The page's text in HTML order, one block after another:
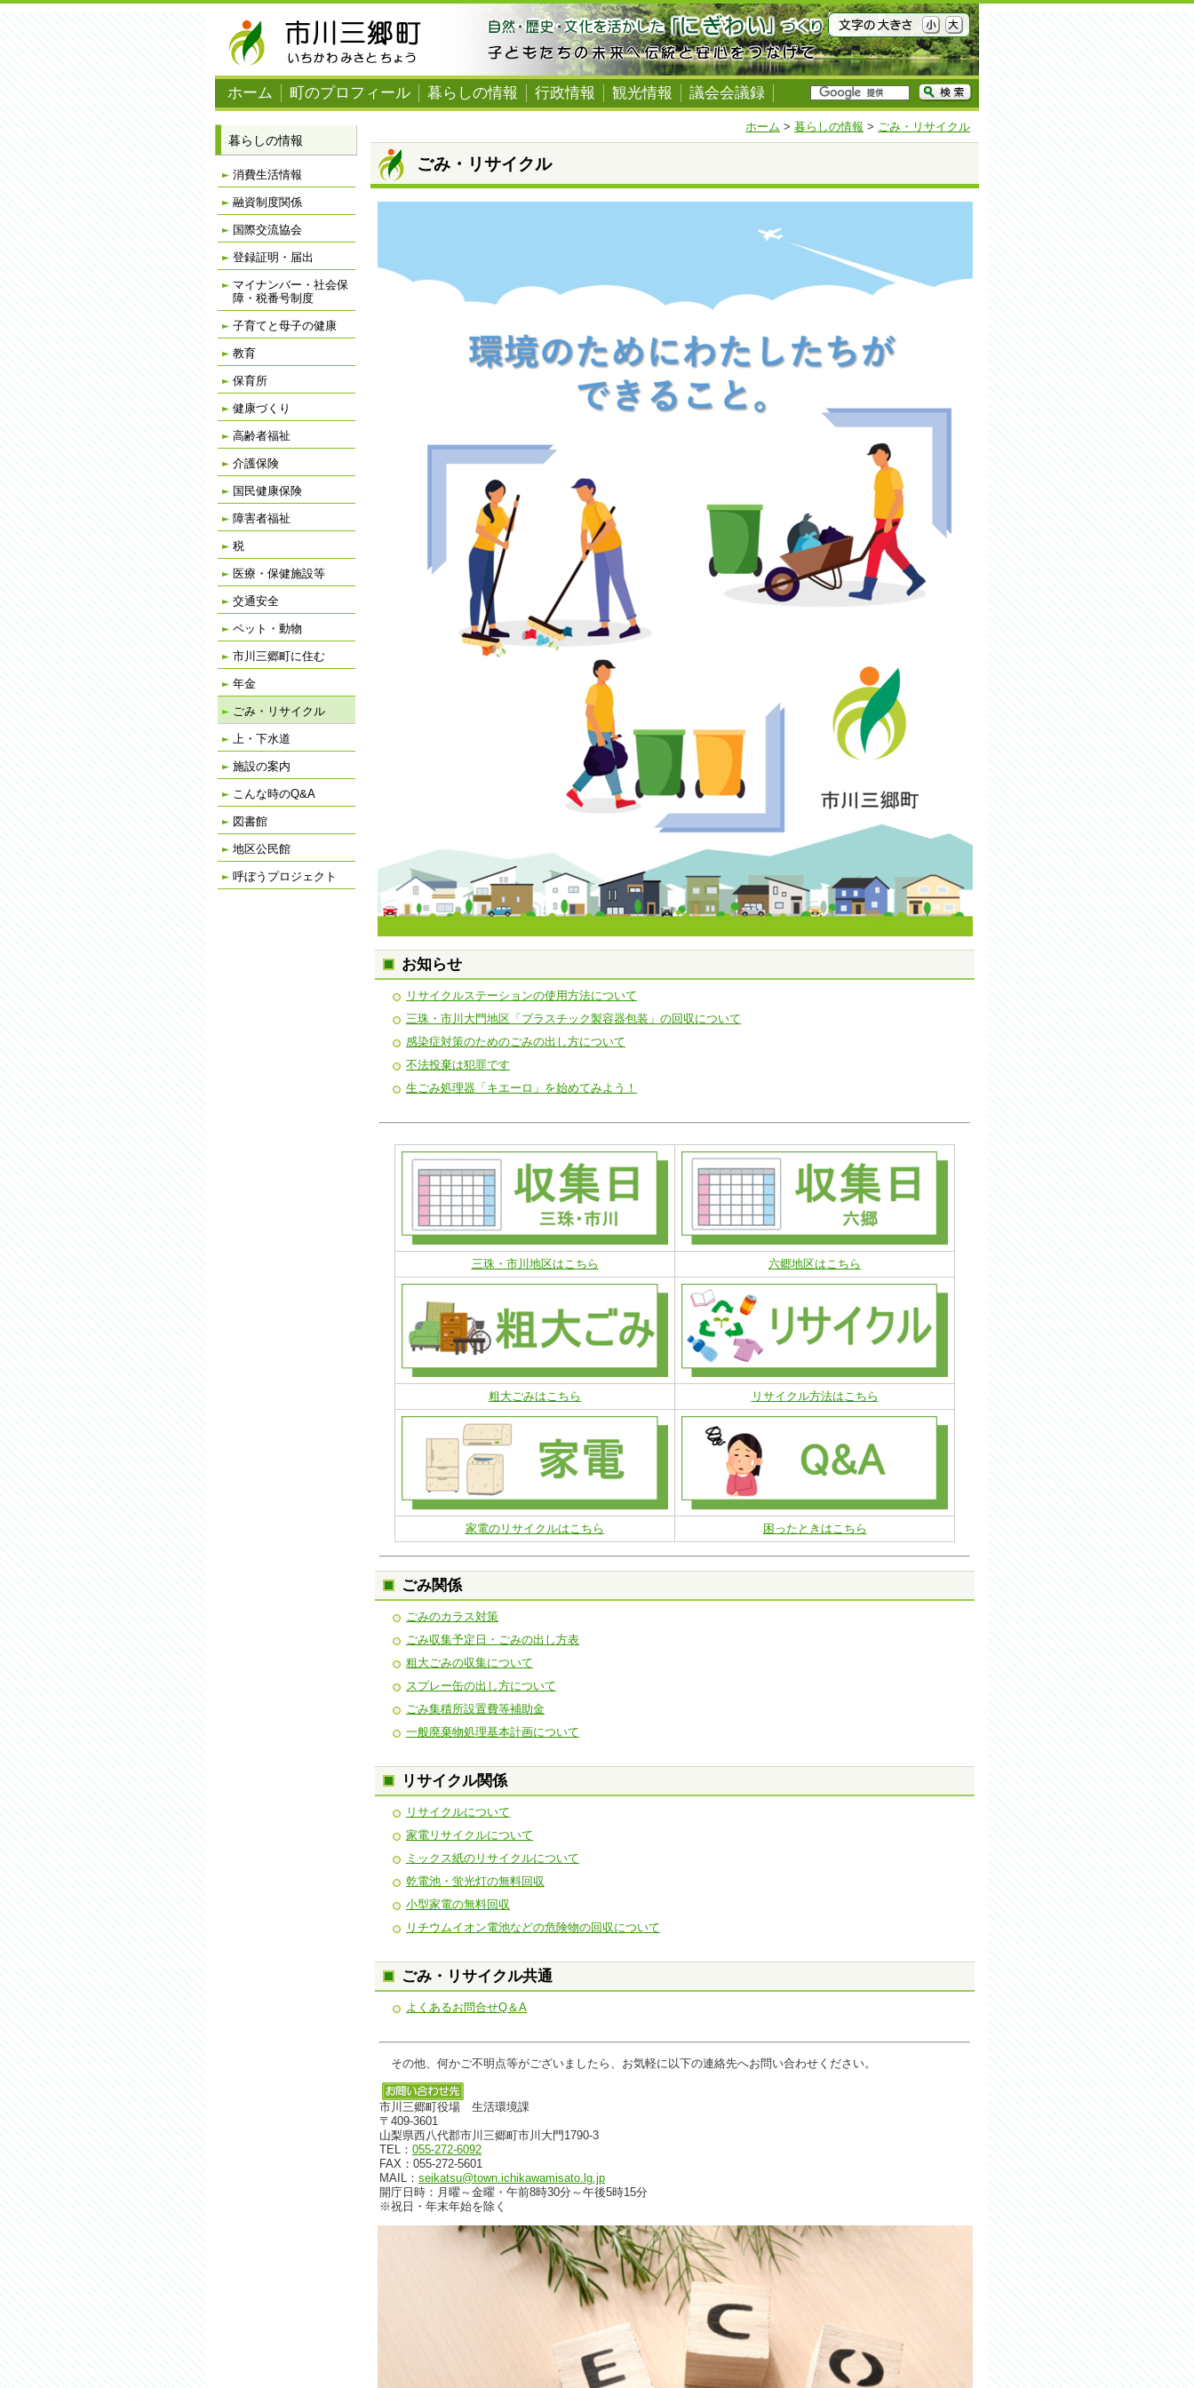
シ
を
飛
す
ホーム 町のプロフィール 暮らしの情報 行政情報 観光情報 議会会議録
ホーム > 暮らしの情報 > ごみ・リサイクル
ごみ・リサイクル
お知らせ
リサイクルステーションの使用方法について
三珠・市川大門地区「プラスチック製容器包装」の回収について
感染症対策のためのごみの出し方について
不法投棄は犯罪です
生ごみ処理器「キエーロ」を始めてみよう！
三珠・市川地区はこちら 六郷地区はこちら
粗大ごみはこちら リサイクル方法はこちら
家電のリサイクルはこちら 困ったときはこちら
ごみ関係
ごみのカラス対策
ごみ収集予定日・ごみの出し方表
粗大ごみの収集について
スプレー缶の出し方について
ごみ集積所設置費等補助金
一般廃棄物処理基本計画について
リサイクル関係
リサイクルについて
家電リサイクルについて
ミックス紙のリサイクルについて
乾電池・蛍光灯の無料回収
小型家電の無料回収
リチウムイオン電池などの危険物の回収について
ごみ・リサイクル共通
よくあるお問合せQ＆A
その他、何かご不明点等がございましたら、お気軽に以下の連絡先へお問い合わせください。
市川三郷町役場 生活環境課
〒409-3601
山梨県西八代郡市川三郷町市川大門1790-3
TEL： 055-272-6092
FAX：055-272-5601
MAIL： seikatsu@town.ichikawamisato.lg.jp
開庁日時：月曜～金曜・午前8時30分～午後5時15分
※祝日・年末年始を除く
暮らしの情報
消費生活情報
融資制度関係
国際交流協会
登録証明・届出
マイナンバー・社会保
障・税番号制度
子育てと母子の健康
教育
保育所
健康づくり
高齢者福祉
介護保険
国民健康保険
障害者福祉
税
医療・保健施設等
交通安全
ペット・動物
市川三郷町に住む
年金
ごみ・リサイクル
上・下水道
施設の案内
こんな時のQ&A
図書館
地区公民館
呼ぼうプロジェクト